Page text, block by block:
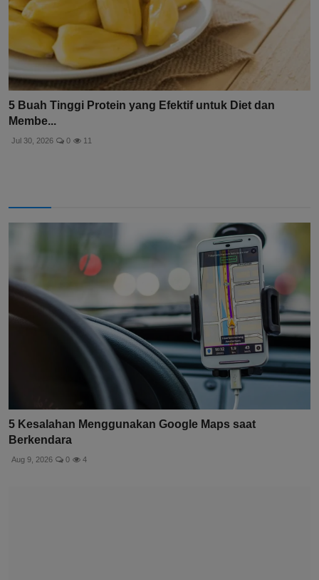
5 Buah Tinggi Protein yang Efektif untuk Diet dan
Membe...
Jul 30, 2026 0 11
5 Kesalahan Menggunakan Google Maps saat
Berkendara
Aug 9, 2026 0 4